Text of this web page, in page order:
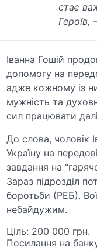
стає
Героїв,
Іванна Гошій
допомогу на
адже кожному із
мужність та
сил працювати
До слова, чоловік
Україну на
завдання на
Зараз підрозділ
боротьби (РЕБ).
небайдужим.
Ціль: 200 000 грн.
Посилання на